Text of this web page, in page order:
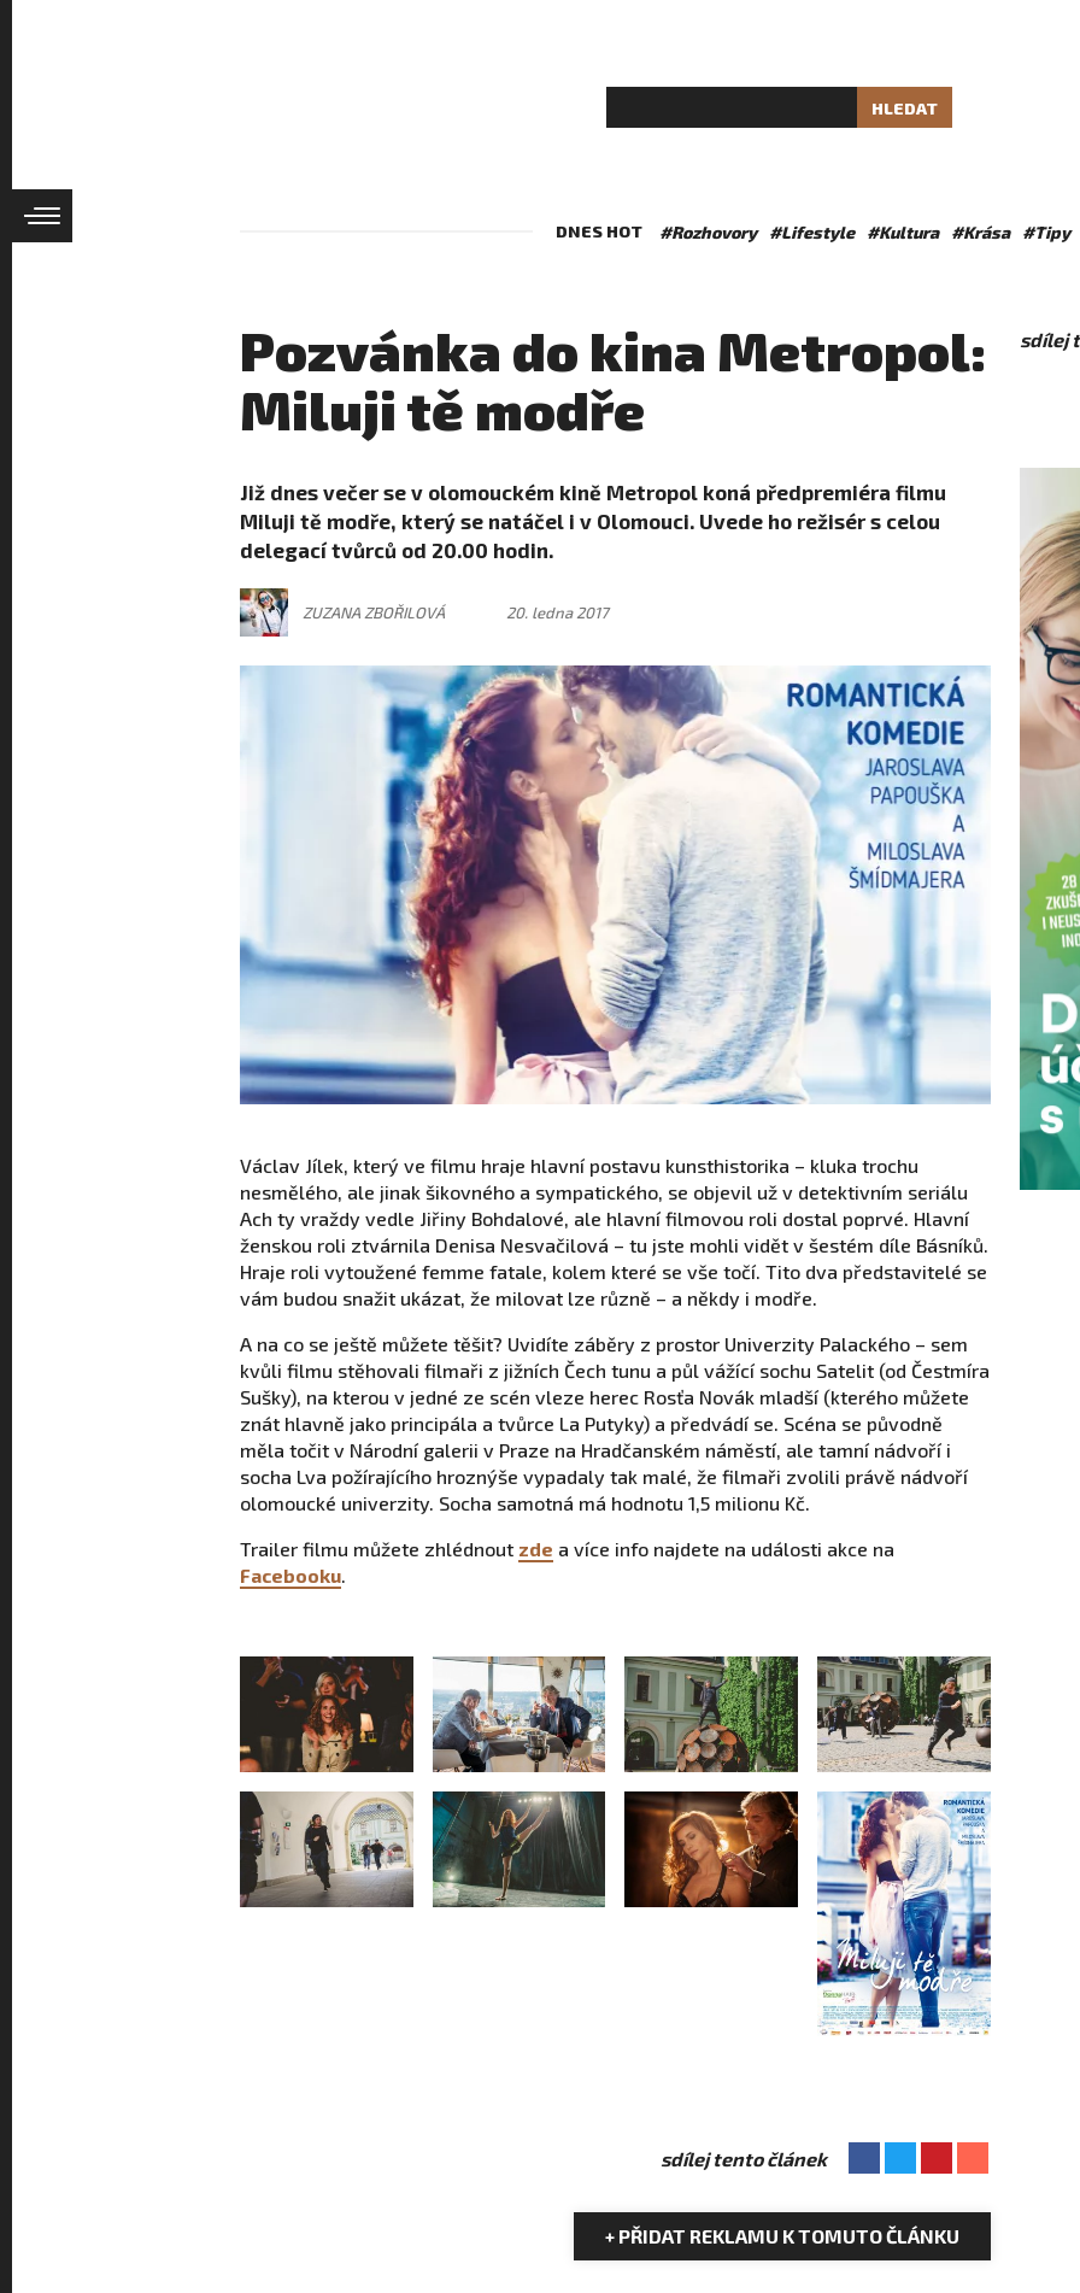
HLEDAT
DNES HOT #Rozhovory #Lifestyle #Kultura #Krása #Tipy
Pozvánka do kina Metropol:
Miluji tě modře
Již dnes večer se v olomouckém kině Metropol koná předpremiéra filmu
Miluji tě modře, který se natáčel i v Olomouci. Uvede ho režisér s celou
delegací tvůrců od 20.00 hodin.
ZUZANA ZBOŘILOVÁ 20. ledna 2017
Václav Jílek, který ve filmu hraje hlavní postavu kunsthistorika – kluka trochu
nesmělého, ale jinak šikovného a sympatického, se objevil už v detektivním seriálu
Ach ty vraždy vedle Jiřiny Bohdalové, ale hlavní filmovou roli dostal poprvé. Hlavní
ženskou roli ztvárnila Denisa Nesvačilová – tu jste mohli vidět v šestém díle Básníků.
Hraje roli vytoužené femme fatale, kolem které se vše točí. Tito dva představitelé se
vám budou snažit ukázat, že milovat lze různě – a někdy i modře.
A na co se ještě můžete těšit? Uvidíte záběry z prostor Univerzity Palackého – sem
kvůli filmu stěhovali filmaři z jižních Čech tunu a půl vážící sochu Satelit (od Čestmíra
Sušky), na kterou v jedné ze scén vleze herec Rosťa Novák mladší (kterého můžete
znát hlavně jako principála a tvůrce La Putyky) a předvádí se. Scéna se původně
měla točit v Národní galerii v Praze na Hradčanském náměstí, ale tamní nádvoří i
socha Lva požírajícího hroznýše vypadaly tak malé, že filmaři zvolili právě nádvoří
olomoucké univerzity. Socha samotná má hodnotu 1,5 milionu Kč.
Trailer filmu můžete zhlédnout zde a více info najdete na události akce na
Facebooku.
sdílej tento článek
+ PŘIDAT REKLAMU K TOMUTO ČLÁNKU
sdílej